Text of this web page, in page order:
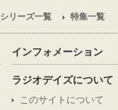
シリーズ一覧 特集一覧
インフォメーション
ラジオデイズについて
このサイトについて